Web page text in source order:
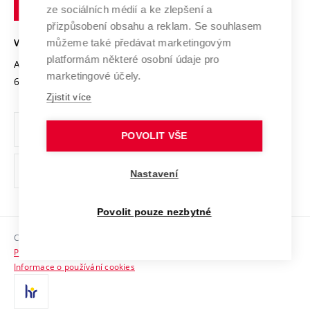
Open Science
Projekty
Projekty ze strukturálních fondů
Specifický výzkum
Mezinárodní dohody
Univerzitní sítě
Bezpečná univerzita
Vyznamenání
Organizační struktura
Ochrana osobních údajů
odkaz)
Sociální bezpečí
HR Award
Kontakty
VYSOKÉ UČENÍ TECHNICKÉ V BRNĚ
Antonínská 548/1
602 00 Brno
www.vut.cz
vut@vutbr.cz
Copyright © 2026 VUT
Prohlášení o přístupnosti
Informace o používání cookies
ze sociálních médií a ke zlepšení a
přizpůsobení obsahu a reklam. Se souhlasem
můžeme také předávat marketingovým
platformám některé osobní údaje pro
marketingové účely.
Zjistit více
POVOLIT VŠE
Nastavení
Povolit pouze nezbytné